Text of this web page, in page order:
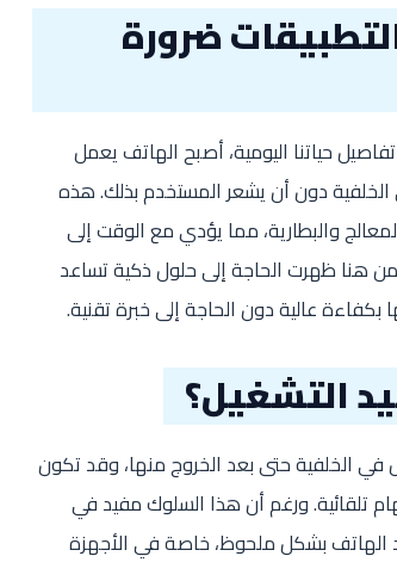
ضرورة
حياتنا اليومية، أصبح الهاتف يعمل
دون أن يشعر المستخدم بذلك. هذه
والبطارية، مما يؤدي مع الوقت إلى
من هنا ظهرت الحاجة إلى حلول ذكية تساعد
عالية دون الحاجة إلى خبرة تقنية.
التشغيل؟
في الخلفية حتى بعد الخروج منها، وقد تكون
تلقائية. ورغم أن هذا السلوك مفيد في
الهاتف بشكل ملحوظ، خاصة في الأجهزة